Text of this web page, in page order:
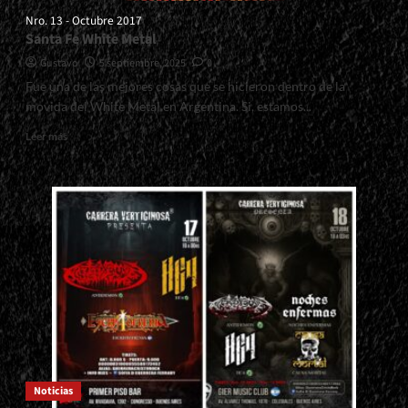
Nro. 13 - Octubre 2017
Santa Fe White Metal
Gustavo 5 septiembre, 2025
0
Fue una de las mejores cosas que se hicieron dentro de la
movida del White Metal en Argentina. Si, estamos...
Leer másRead
more
about
<small>Nro.
13
|
</span>
<div>Santa
Fe
White
Metal</div>
Noticias